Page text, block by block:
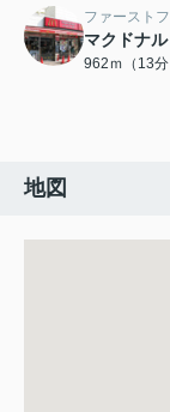
ファースト
マクドナ
962ｍ（13分
地図